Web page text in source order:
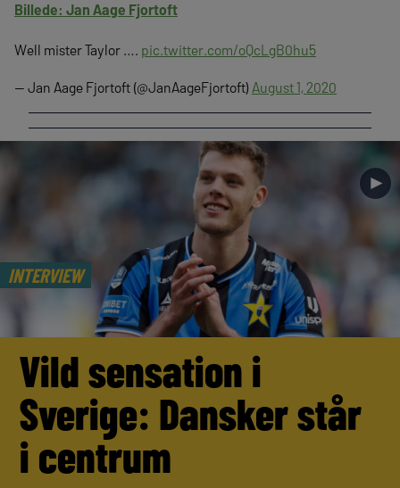
Billede: Jan Aage Fjortoft
Well mister Taylor …. pic.twitter.com/oQcLgB0hu5
— Jan Aage Fjortoft (@JanAageFjortoft) August 1, 2020
INTERVIEW
►
Vild sensation i
Sverige: Dansker står
i centrum